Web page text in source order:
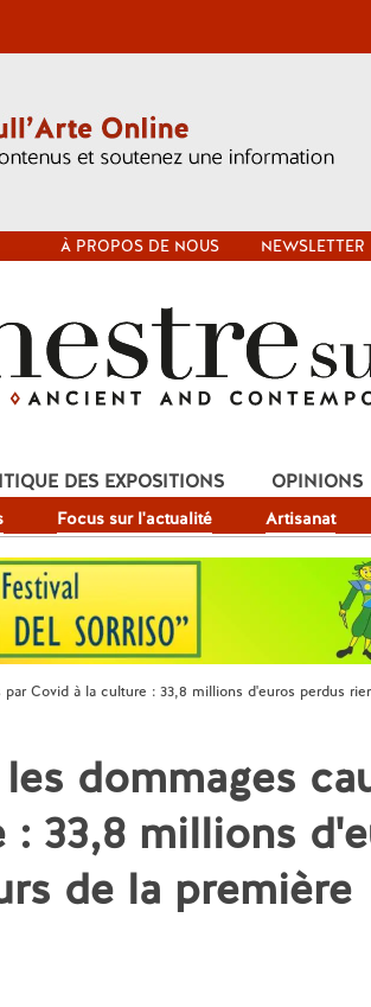
À PROPOS DE NOUS NEWSLETTER
Focus sur l'actualité Artisanat
DES EXPOSITIONS OPINIONS
Covid à la culture : 33,8 millions d'euros perdus
dommages
: 33,8 millions
de la première